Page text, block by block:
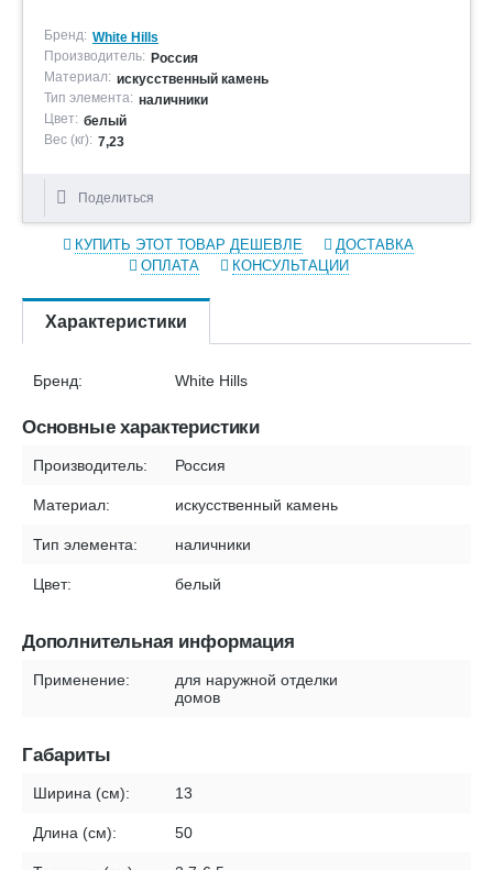
Бренд: White Hills
Производитель: Россия
Материал: искусственный камень
Тип элемента: наличники
Цвет: белый
Вес (кг): 7,23
Поделиться
КУПИТЬ ЭТОТ ТОВАР ДЕШЕВЛЕ
ДОСТАВКА
ОПЛАТА
КОНСУЛЬТАЦИИ
Характеристики
Бренд: White Hills
Основные характеристики
Производитель: Россия
Материал: искусственный камень
Тип элемента: наличники
Цвет: белый
Дополнительная информация
Применение:
для наружной отделки
домов
Габариты
Ширина (см): 13
Длина (см): 50